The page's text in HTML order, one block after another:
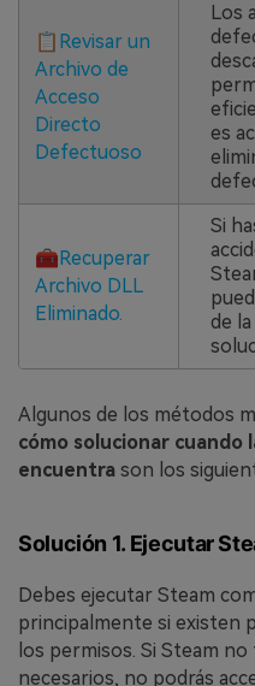
📋 Revisar un
Archivo de
Acceso
Directo
Defectuoso
Los
es
🧰Recuperar
Archivo DLL
Eliminado.
Si
de
Algunos de los métodos
cómo solucionar cuando
encuentra son los
Solución 1. Ejecutar
Debes ejecutar Steam
principalmente si existen
los permisos. Si Steam
necesarios, no podrás